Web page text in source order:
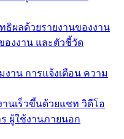
ธิผลด้วยรายงานของงาน
องงาน และตัวชี้วัด
งาน การแจ้งเตือน ความ
านเร็วขึ้นด้วยแชท วิดีโอ
ผู้ใช้งานภายนอก